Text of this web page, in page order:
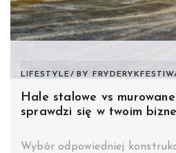
LIFESTYLE BY
Hale stalowe vs
sprawdzi się w twoim
Wybór odpowiedniej